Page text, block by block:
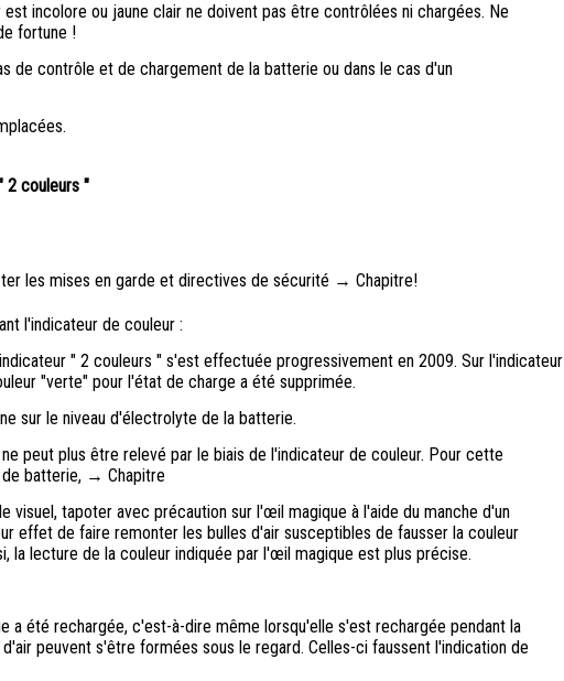
incolore ou jaune clair ne doivent pas être contrôlées ni chargées. Ne
fortune !
de contrôle et de chargement de la batterie ou dans le cas d'un
2 couleurs "
les mises en garde et directives de sécurité → Chapitre!
l'indicateur de couleur :
" 2 couleurs " s'est effectuée progressivement en 2009. Sur l'indicateur
"verte" pour l'état de charge a été supprimée.
sur le niveau d'électrolyte de la batterie.
peut plus être relevé par le biais de l'indicateur de couleur. Pour cette
batterie, → Chapitre
visuel, tapoter avec précaution sur l'œil magique à l'aide du manche d'un
effet de faire remonter les bulles d'air susceptibles de fausser la couleur
la lecture de la couleur indiquée par l'œil magique est plus précise.
a été rechargée, c'est-à-dire même lorsqu'elle s'est rechargée pendant la
peuvent s'être formées sous le regard. Celles-ci faussent l'indication de